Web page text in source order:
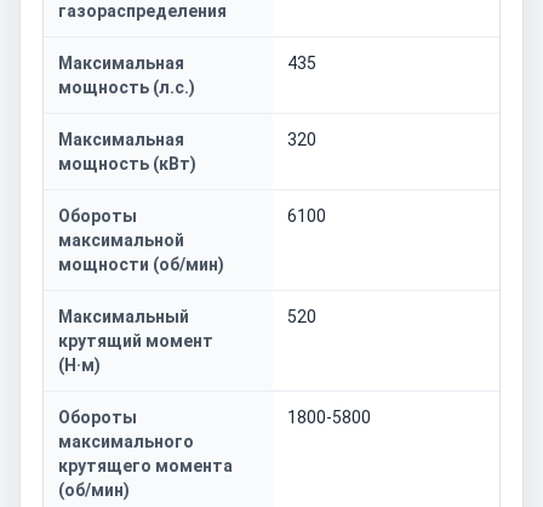
газораспределения
Максимальная
мощность (л.с.)
435
Максимальная
мощность (кВт)
320
Обороты
максимальной
мощности (об/мин)
6100
Максимальный
крутящий момент
(Н·м)
520
Обороты
максимального
крутящего момента
(об/мин)
1800-5800